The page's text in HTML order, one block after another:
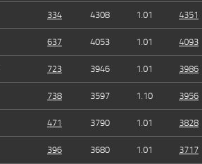
334 4308 1.01 4351
637 4053 1.01 4093
723 3946 1.01 3986
738 3597 1.10 3956
471 3790 1.01 3828
396 3680 1.01 3717